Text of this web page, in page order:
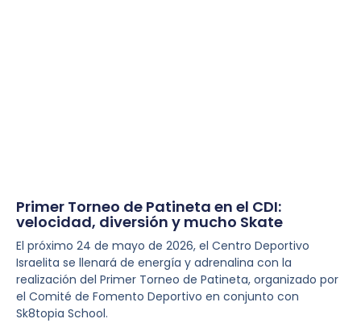
Primer Torneo de Patineta en el CDI:
velocidad, diversión y mucho Skate
El próximo 24 de mayo de 2026, el Centro Deportivo
Israelita se llenará de energía y adrenalina con la
realización del Primer Torneo de Patineta, organizado por
el Comité de Fomento Deportivo en conjunto con
Sk8topia School.